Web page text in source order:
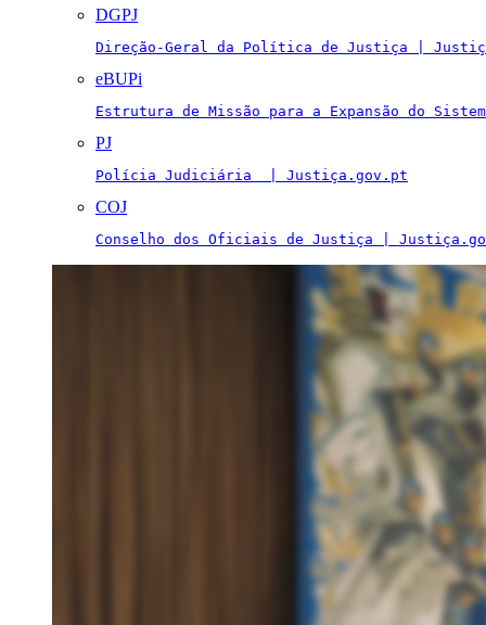
DGPJ
Direção-Geral da Política de Justiça |
eBUPi
Estrutura de Missão para a Expansão do
PJ
Polícia Judiciária  | Justiça.gov.pt
COJ
Conselho dos Oficiais de Justiça |